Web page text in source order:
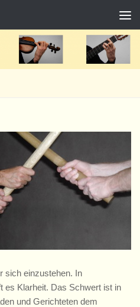
sich einzustehen. In
es Klarheit. Das Schwert ist in
und Gerichteten dem